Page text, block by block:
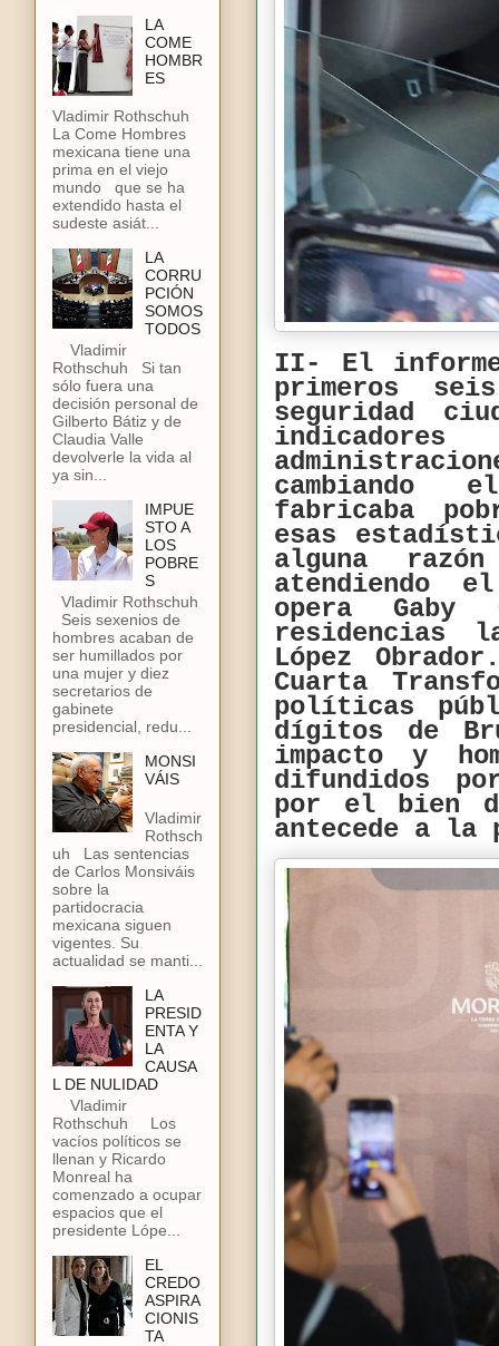
II- El informe
primeros
seguridad
cambiando
fabricaba
esas
alguna
atendiendo
opera Gaby
residencias
López
Cuarta
políticas
dígitos de
impacto y
difundidos
por el bien
antecede a
LA
COME
HOMBR
ES
Vladimir Rothschuh
La Come Hombres
mexicana tiene una
prima en el viejo
mundo que se ha
extendido hasta el
sudeste asiát...
LA
CORRU
PCIÓN
SOMOS
TODOS
Vladimir
Rothschuh Si tan
sólo fuera una
decisión personal de
Gilberto Bátiz y de
Claudia Valle
devolverle la vida al
ya sin...
IMPUE
STO A
LOS
POBRE
S
Vladimir Rothschuh
Seis sexenios de
hombres acaban de
ser humillados por
una mujer y diez
secretarios de
gabinete
presidencial, redu...
MONSI
VÁIS
Vladimir
Rothsch
uh Las sentencias
de Carlos Monsiváis
sobre la
partidocracia
mexicana siguen
vigentes. Su
actualidad se manti...
LA
PRESID
ENTA Y
LA
CAUSA
L DE NULIDAD
Vladimir
Rothschuh Los
vacíos políticos se
llenan y Ricardo
Monreal ha
comenzado a ocupar
espacios que el
presidente Lópe...
EL
CREDO
ASPIRA
CIONIS
TA